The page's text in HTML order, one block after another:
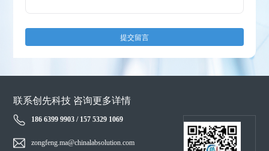
提交留言
联系创先科技 咨询更多详情
186 6399 9903 / 157 5329 1069
zongfeng.ma@chinalabsolution.com